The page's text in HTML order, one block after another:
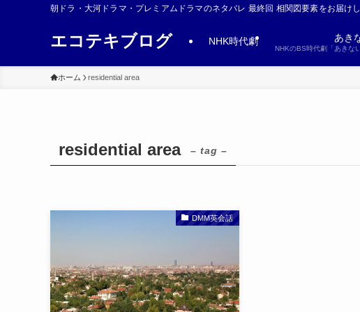
朝ドラ・大河ドラマ・プレミアムドラマのネタバレ 最終回 相関図要素をお届け
エコテキブログ NHK時代劇 あき
NHKのBS時代劇「あきな
ホーム residential area
residential area – tag –
DMM英会話